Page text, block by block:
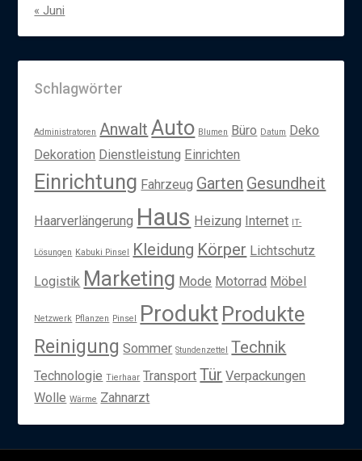
« Juni
Schlagwörter
Administratoren Anwalt Auto Blumen Büro Datum Deko
Dekoration Dienstleistung Einrichten
Einrichtung Fahrzeug Garten Gesundheit
Haarverlängerung Haus Heizung Internet IT-
Lösungen Kabuki Pinsel Kleidung Körper Lichtschutz
Logistik Marketing Mode Motorrad Möbel
Netzwerk Pflanzen Pinsel Produkt Produkte
Reinigung Sommer Stundenzettel Technik
Technologie Tierhaar Transport Tür Verpackungen
Wolle Wärme Zahnarzt